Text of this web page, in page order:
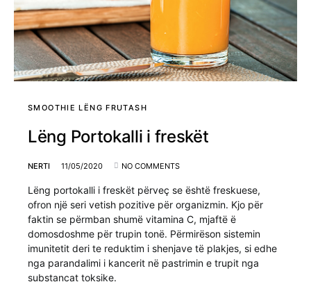
SMOOTHIE LËNG FRUTASH
Lëng Portokalli i freskët
NERTI 11/05/2020 NO COMMENTS
Lëng portokalli i freskët përveç se është freskuese,
ofron një seri vetish pozitive për organizmin. Kjo për
faktin se përmban shumë vitamina C, mjaftë ë
domosdoshme për trupin tonë. Përmirëson sistemin
imunitetit deri te reduktim i shenjave të plakjes, si edhe
nga parandalimi i kancerit në pastrimin e trupit nga
substancat toksike.